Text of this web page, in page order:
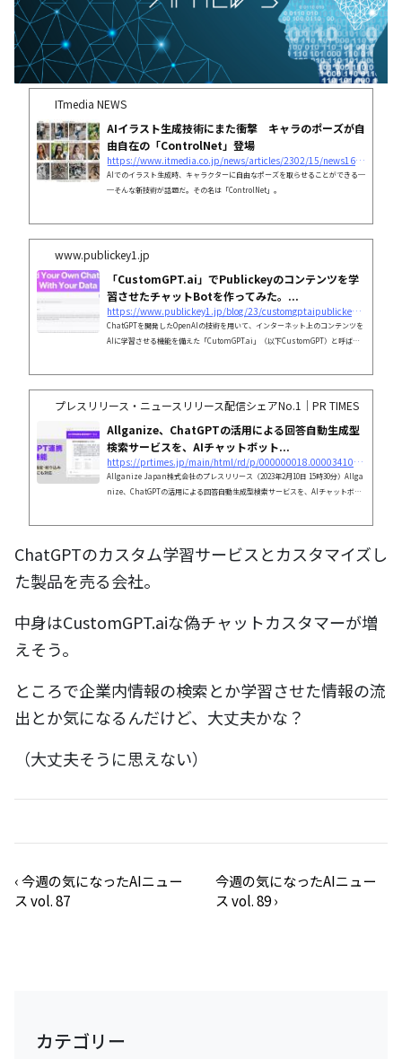
ITmedia NEWS
AIイラスト生成技術にまた衝撃 キャラのポーズが自
由自在の「ControlNet」登場
https://www.itmedia.co.jp/news/articles/2302/15/news165.html
AIでのイラスト生成時、キャラクターに自由なポーズを取らせることができる─
─そんな新技術が話題だ。その名は「ControlNet」。
www.publickey1.jp
「CustomGPT.ai」でPublickeyのコンテンツを学
習させたチャットBotを作ってみた。...
https://www.publickey1.jp/blog/23/customgptaipublickeybot3.html
ChatGPTを開発したOpenAIの技術を用いて、インターネット上のコンテンツを
AIに学習させる機能を備えた「CutomGPT.ai」（以下CustomGPT）と呼ばれ
プレスリリース・ニュースリリース配信シェアNo.1｜PR TIMES
Allganize、ChatGPTの活用による回答自動生成型
検索サービスを、AIチャットボット...
https://prtimes.jp/main/html/rd/p/000000018.000034106.html
Allganize Japan株式会社のプレスリリース（2023年2月10日 15時30分）Allga
nize、ChatGPTの活用による回答自動生成型検索サービスを、AIチャットボッ
ChatGPTのカスタム学習サービスとカスタマイズし
た製品を売る会社。
中身はCustomGPT.aiな偽チャットカスタマーが増
えそう。
ところで企業内情報の検索とか学習させた情報の流
出とか気になるんだけど、大丈夫かな？
（大丈夫そうに思えない）
‹今週の気になったAIニュー
ス vol. 87
今週の気になったAIニュー
ス vol. 89›
カテゴリー